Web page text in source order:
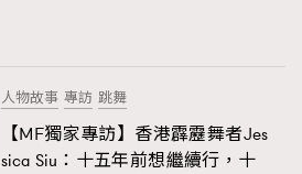
人物故事 專訪 跳舞
【MF獨家專訪】香港霹靂舞者Jes
sica Siu：十五年前想繼續行，十